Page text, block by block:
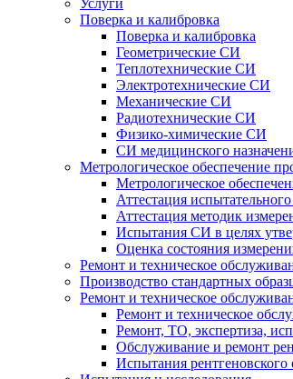
Поверка и калибровка
Поверка и калибровка
Геометрические СИ
Теплотехнические СИ
Электротехнические СИ
Механические СИ
Радиотехнические СИ
Физико-химические СИ
СИ медицинского
Метрологическое обеспечение
Метрологическое
Аттестация
Аттестация методик
Испытания СИ в целях
Оценка состояния
Ремонт и техническое
Производство стандартных
Ремонт и техническое
Ремонт и техническое
Ремонт, ТО, экспертиза,
Обслуживание и ремонт
Испытания